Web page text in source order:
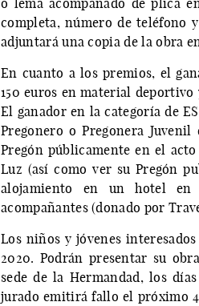
o lema acompañado de plica
completa, número de teléfono
adjuntará una copia de la obra
En cuanto a los premios, el
150 euros en material
El ganador en la categoría de
Pregonero o Pregonera
Pregón públicamente en el
Luz (así como ver su Pregón
alojamiento en un hotel
acompañantes (donado por
Los niños y jóvenes
2020. Podrán presentar su
sede de la Hermandad, los
jurado emitirá fallo el próximo